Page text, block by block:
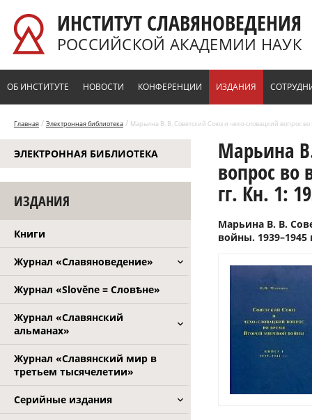
ИНСТИТУТ СЛАВЯНОВЕДЕНИЯ
РОССИЙСКОЙ АКАДЕМИИ НАУК
ОБ ИНСТИТУТЕ НОВОСТИ КОНФЕРЕНЦИИ ИЗДАНИЯ
Главная / Электронная библиотека / Марьина В. В. Советский Союз и чехо-словацкий вопрос
ЭЛЕКТРОННАЯ БИБЛИОТЕКА
ИЗДАНИЯ
Книги
Журнал «Славяноведение»
Журнал «Slověne = Словѣне»
Журнал «Славянский
альманах»
Журнал «Славянский мир в
третьем тысячелетии»
Серийные издания
Марьина
вопрос во
гг. Кн. 1:
Марьина В. В.
войны. 1939–1945